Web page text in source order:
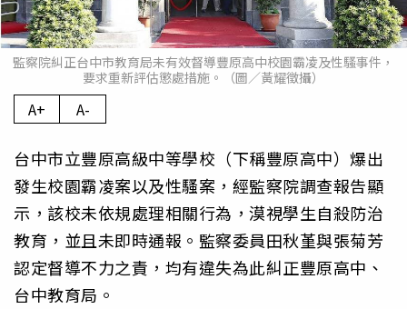
監察院糾正台中市教育局未有效督導豐原高中校園霸凌及性騷事件，
要求重新評估懲處措施。（圖／黃耀徵攝）
A+ A-
台中市立豐原高級中等學校（下稱豐原高中）爆出
發生校園霸凌案以及性騷案，經監察院調查報告顯
示，該校未依規處理相關行為，漠視學生自殺防治
教育，並且未即時通報。監察委員田秋堇與張菊芳
認定督導不力之責，均有違失為此糾正豐原高中、
台中教育局。